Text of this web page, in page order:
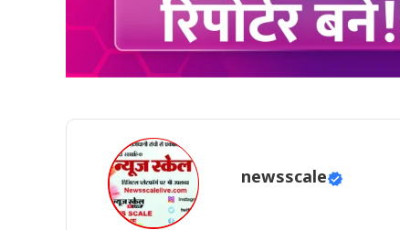
newsscale